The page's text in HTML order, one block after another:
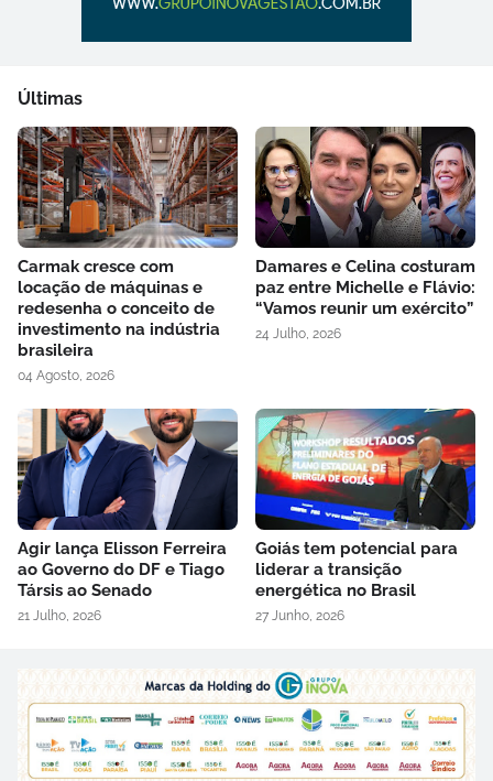
Últimas
Carmak cresce com
locação de máquinas e
redesenha o conceito de
investimento na indústria
brasileira
04 Agosto, 2026
Damares e Celina costuram
paz entre Michelle e Flávio:
“Vamos reunir um exército”
24 Julho, 2026
Agir lança Elisson Ferreira
ao Governo do DF e Tiago
Társis ao Senado
21 Julho, 2026
Goiás tem potencial para
liderar a transição
energética no Brasil
27 Junho, 2026